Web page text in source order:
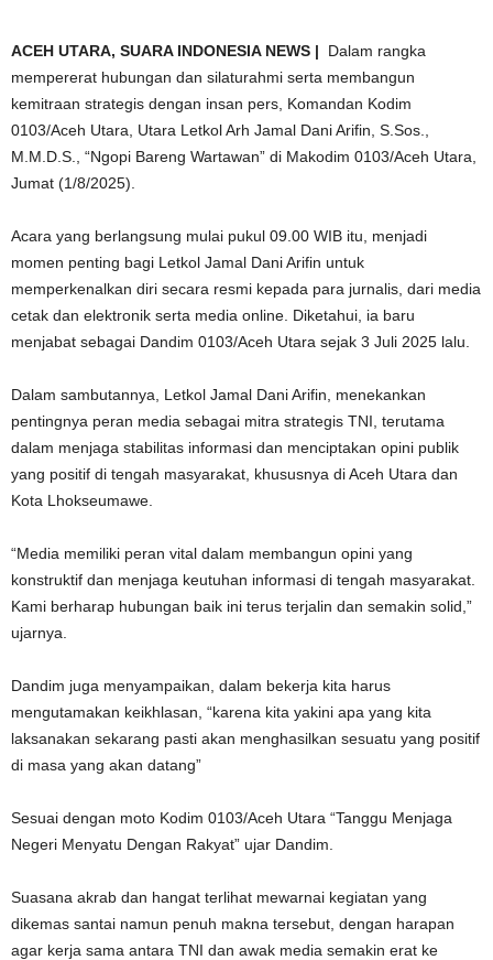
ACEH UTARA, SUARA INDONESIA NEWS | Dalam rangka
mempererat hubungan dan silaturahmi serta membangun
kemitraan strategis dengan insan pers, Komandan Kodim
0103/Aceh Utara, Utara Letkol Arh Jamal Dani Arifin, S.Sos.,
M.M.D.S., “Ngopi Bareng Wartawan” di Makodim 0103/Aceh Utara,
Jumat (1/8/2025).
‎Acara yang berlangsung mulai pukul 09.00 WIB itu, menjadi
momen penting bagi Letkol Jamal Dani Arifin untuk
memperkenalkan diri secara resmi kepada para jurnalis, dari media
cetak dan elektronik serta media online. Diketahui, ia baru
menjabat sebagai Dandim 0103/Aceh Utara sejak 3 Juli 2025 lalu.
‎Dalam sambutannya, Letkol Jamal Dani Arifin, menekankan
pentingnya peran media sebagai mitra strategis TNI, terutama
dalam menjaga stabilitas informasi dan menciptakan opini publik
yang positif di tengah masyarakat, khususnya di Aceh Utara dan
Kota Lhokseumawe.
‎“Media memiliki peran vital dalam membangun opini yang
konstruktif dan menjaga keutuhan informasi di tengah masyarakat.
Kami berharap hubungan baik ini terus terjalin dan semakin solid,”
ujarnya.
‎Dandim juga menyampaikan, dalam bekerja kita harus
mengutamakan keikhlasan, “karena kita yakini apa yang kita
laksanakan sekarang pasti akan menghasilkan sesuatu yang positif
di masa yang akan datang”
Sesuai dengan moto Kodim 0103/Aceh Utara “Tanggu Menjaga
Negeri Menyatu Dengan Rakyat” ujar Dandim.
‎Suasana akrab dan hangat terlihat mewarnai kegiatan yang
dikemas santai namun penuh makna tersebut, dengan harapan
agar kerja sama antara TNI dan awak media semakin erat ke